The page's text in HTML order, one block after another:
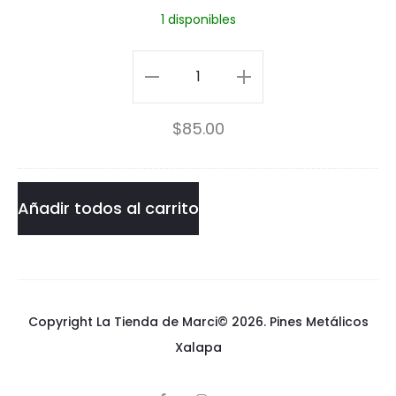
P
n
1 disponibles
Hellfish
Pin
cantidad
$85.00
Añadir todos al carrito
Copyright La Tienda de Marci© 2026.Pines Metálicos
Xalapa